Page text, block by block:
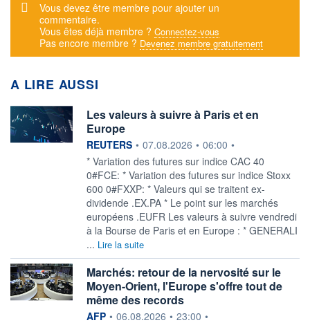
Message d'alerte
Vous devez être membre pour ajouter un
commentaire.
Vous êtes déjà membre ? Connectez-vous
Pas encore membre ? Devenez membre gratuitement
A LIRE AUSSI
Les valeurs à suivre à Paris et en
Europe
information fournie par
REUTERS • 07.08.2026 • 06:00 •
* Variation des futures sur indice CAC 40
0#FCE: * Variation des futures sur indice Stoxx
600 0#FXXP: * Valeurs qui se traitent ex-
dividende .EX.PA * Le point sur les marchés
européens .EUFR Les valeurs à suivre vendredi
à la Bourse de Paris et en Europe : * GENERALI
... Lire la suite
Marchés: retour de la nervosité sur le
Moyen-Orient, l'Europe s'offre tout de
même des records
information fournie par
AFP • 06.08.2026 • 23:00 •